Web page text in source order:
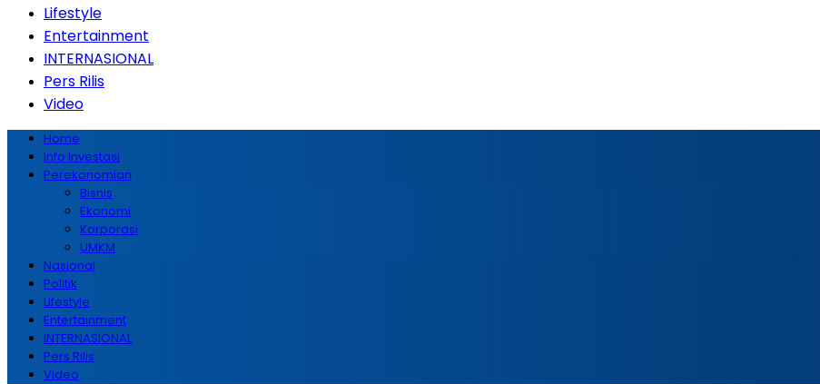
Lifestyle
Entertainment
INTERNASIONAL
Pers Rilis
Video
Home
Info Investasi
Perekonomian
Bisnis
Ekonomi
Korporasi
UMKM
Nasional
Politik
Lifestyle
Entertainment
INTERNASIONAL
Pers Rilis
Video